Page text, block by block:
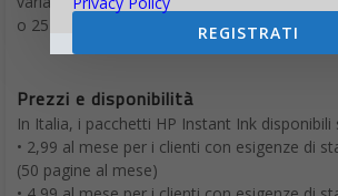
o 25 pagine addizionali a seconda del piano.
Prezzi e disponibilità
In Italia, i pacchetti HP Instant Ink
• 2,99 al mese per i clienti con esigenze di
(50 pagine al mese)
REGISTRATI